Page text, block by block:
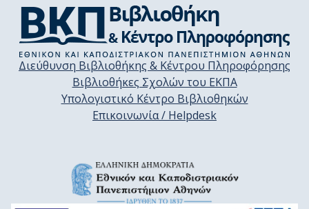
Διεύθυνση Βιβλιοθήκης & Κέντρου Πληροφόρησης
Βιβλιοθήκες Σχολών του ΕΚΠΑ
Υπολογιστικό Κέντρο Βιβλιοθηκών
Επικοινωνία / Helpdesk